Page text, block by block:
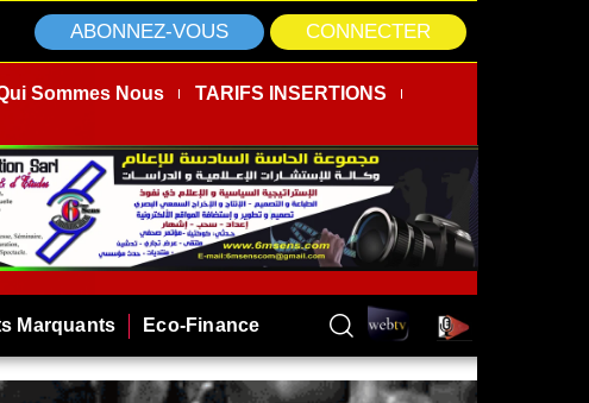
ABONNEZ-VOUS CONNECTER
Sommes Nous
TARIFS INSERTIONS
Marquants Eco-Finance